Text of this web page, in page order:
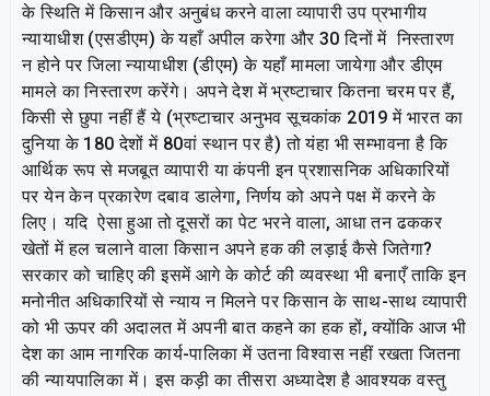
के स्थिति में किसान और अनुबंध करने वाला व्यापारी उप प्रभागीय
न्यायाधीश (एसडीएम) के यहाँ अपील करेगा और 30 दिनों में निस्तारण
न होने पर जिला न्यायाधीश (डीएम) के यहाँ मामला जायेगा और डीएम
मामले का निस्तारण करेंगे। अपने देश में भ्रष्टाचार कितना चरम पर हैं,
किसी से छुपा नहीं हैं ये (भ्रष्टाचार अनुभव सूचकांक 2019 में भारत का
दुनिया के 180 देशों में 80वां स्थान पर है) तो यंहा भी सम्भावना है कि
आर्थिक रूप से मजबूत व्यापारी या कंपनी इन प्रशासनिक अधिकारियों
पर येन केन प्रकारेण दबाव डालेगा, निर्णय को अपने पक्ष में करने के
लिए। यदि ऐसा हुआ तो दूसरों का पेट भरने वाला, आधा तन ढककर
खेतों में हल चलाने वाला किसान अपने हक की लड़ाई कैसे जितेगा?
सरकार को चाहिए की इसमें आगे के कोर्ट की व्यवस्था भी बनाएँ ताकि इन
मनोनीत अधिकारियों से न्याय न मिलने पर किसान के साथ-साथ व्यापारी
को भी ऊपर की अदालत में अपनी बात कहने का हक हों, क्योंकि आज भी
देश का आम नागरिक कार्य-पालिका में उतना विश्वास नहीं रखता जितना
की न्यायपालिका में। इस कड़ी का तीसरा अध्यादेश है आवश्यक वस्तु